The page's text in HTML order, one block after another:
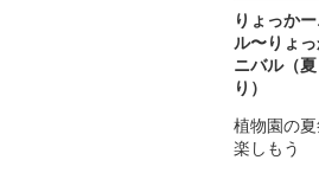
りょっか
ル〜りょ
ニバル（
り）
植物園の
楽しもう